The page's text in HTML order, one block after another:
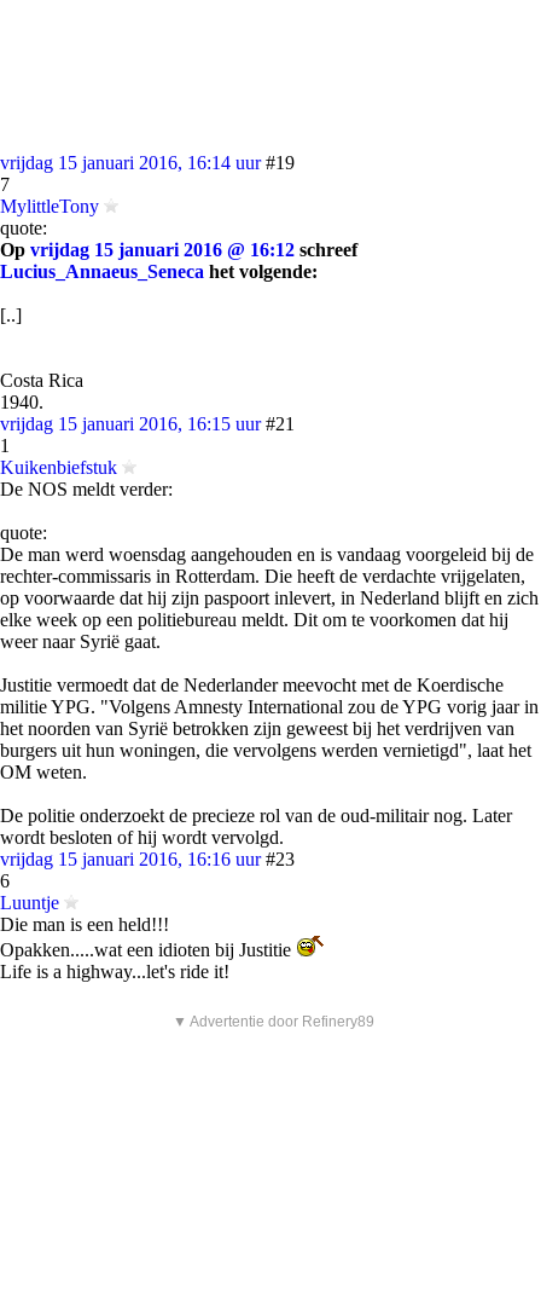
vrijdag 15 januari 2016, 16:14 uur #19
7
MylittleTony
quote:
Op vrijdag 15 januari 2016 @ 16:12 schreef
Lucius_Annaeus_Seneca het volgende:
[..]
Costa Rica
1940.
vrijdag 15 januari 2016, 16:15 uur #21
1
Kuikenbiefstuk
De NOS meldt verder:
quote:
De man werd woensdag aangehouden en is vandaag voorgeleid bij de
rechter-commissaris in Rotterdam. Die heeft de verdachte vrijgelaten,
op voorwaarde dat hij zijn paspoort inlevert, in Nederland blijft en zich
elke week op een politiebureau meldt. Dit om te voorkomen dat hij
weer naar Syrië gaat.
Justitie vermoedt dat de Nederlander meevocht met de Koerdische
militie YPG. "Volgens Amnesty International zou de YPG vorig jaar in
het noorden van Syrië betrokken zijn geweest bij het verdrijven van
burgers uit hun woningen, die vervolgens werden vernietigd", laat het
OM weten.
De politie onderzoekt de precieze rol van de oud-militair nog. Later
wordt besloten of hij wordt vervolgd.
vrijdag 15 januari 2016, 16:16 uur #23
6
Luuntje
Die man is een held!!!
Opakken.....wat een idioten bij Justitie
Life is a highway...let's ride it!
▼ Advertentie door Refinery89